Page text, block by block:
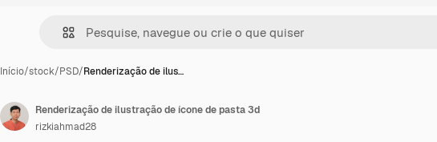
Início/stock/PSD/Renderização de ilus…
Renderização de ilustração de ícone de pasta 3d
rizkiahmad28